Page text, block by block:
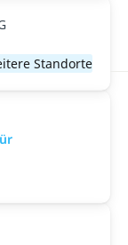
Standorte